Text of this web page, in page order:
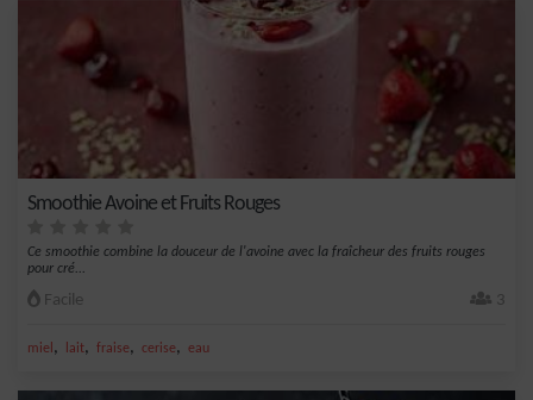
Smoothie Avoine et Fruits Rouges
Ce smoothie combine la douceur de l'avoine avec la fraîcheur des fruits rouges
pour cré...
Facile 3
miel , lait, fraise, cerise, eau